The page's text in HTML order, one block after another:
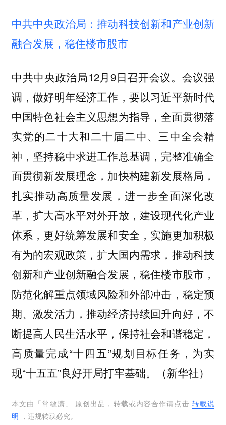
中共中央政治局：推动科技创新和产业创新
融合发展，稳住楼市股市
中共中央政治局12月9日召开会议。会议强
调，做好明年经济工作，要以习近平新时代
中国特色社会主义思想为指导，全面贯彻落
实党的二十大和二十届二中、三中全会精
神，坚持稳中求进工作总基调，完整准确全
面贯彻新发展理念，加快构建新发展格局，
扎实推动高质量发展，进一步全面深化改
革，扩大高水平对外开放，建设现代化产业
体系，更好统筹发展和安全，实施更加积极
有为的宏观政策，扩大国内需求，推动科技
创新和产业创新融合发展，稳住楼市股市，
防范化解重点领域风险和外部冲击，稳定预
期、激发活力，推动经济持续回升向好，不
断提高人民生活水平，保持社会和谐稳定，
高质量完成“十四五”规划目标任务，为实
现“十五五”良好开局打牢基础。（新华社）
本文由「常敏潇 」 原创出品，转载或内容合作请点击 转载说
明 ，违规转载必究。